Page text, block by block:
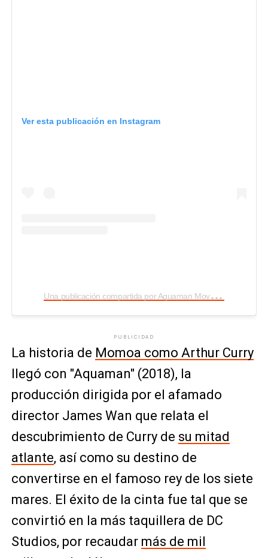
Ver esta publicación en Instagram
U
na publicación compartida por Aquaman Movie (@aquamanmovie)
PUBLICIDAD
La historia de Momoa como Arthur Curry
llegó con "Aquaman" (2018), la
producción dirigida por el afamado
director James Wan que relata el
descubrimiento de Curry de su mitad
atlante, así como su destino de
convertirse en el famoso rey de los siete
mares. El éxito de la cinta fue tal que se
convirtió en la más taquillera de DC
Studios, por recaudar más de mil